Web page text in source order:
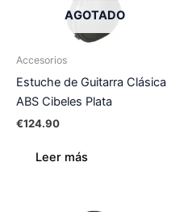
AGOTADO
Accesorios
Estuche de Guitarra Clásica
ABS Cibeles Plata
€124.90
Leer más